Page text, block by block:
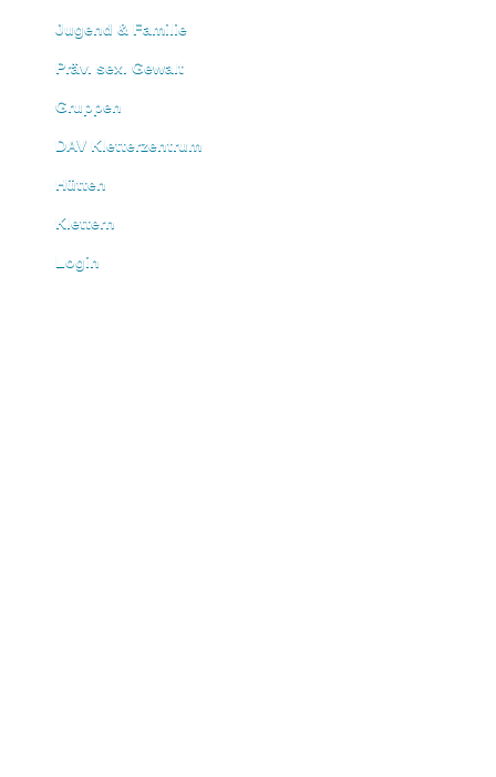
Jugend & Familie
Präv. sex. Gewalt
Gruppen
DAV Kletterzentrum
Hütten
Klettern
Login